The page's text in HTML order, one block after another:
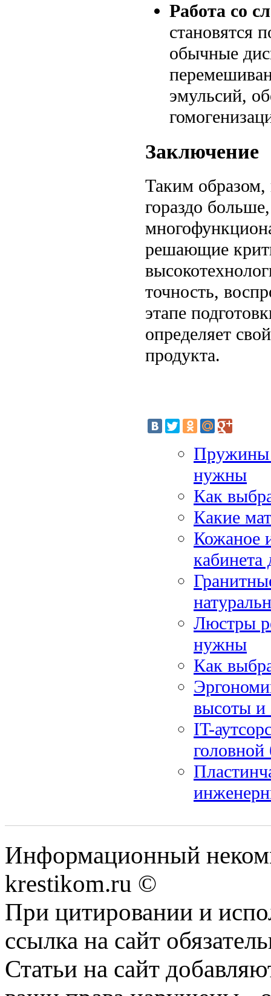
Работа со
становятся
обычные
эмульсий,
Заключение
Таким
гораздо
решающие
точность,
этапе
определяет
продукта.
Пружины
нужны
Как
Какие
Кожаное
кабинета
Люстры
нужны
Как
высоты и
IT-
головной
Информационный
krestikom.ru ©
При цитировании и
ссылка на сайт
Статьи на сайт